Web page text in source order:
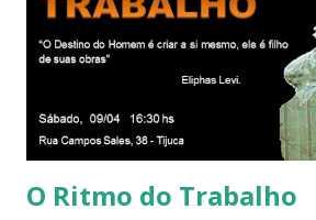
Presença que me envolve inteiramente
presença aqui: é a presença da
todos os corações de Felicidade e
aqui entre, sentirá as vibrações da
só presença aqui: é a...
O Ritmo do Trabalho